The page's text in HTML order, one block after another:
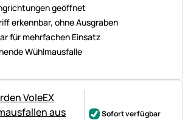
geöffnet
erkennbar, ohne Ausgraben
für mehrfachen Einsatz
Wühlmausfalle
Sofort verfügbar